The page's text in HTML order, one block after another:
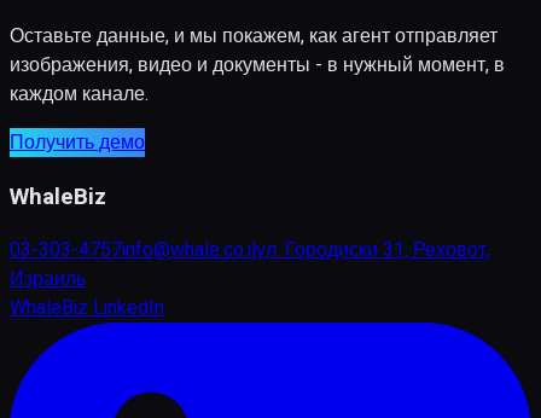
Оставьте данные, и мы покажем, как агент отправляет
изображения, видео и документы - в нужный момент, в
каждом канале.
Получить демо
WhaleBiz
03-303-4757info@whale.co.ilул. Городиски 31, Реховот,
Израиль
WhaleBiz LinkedIn